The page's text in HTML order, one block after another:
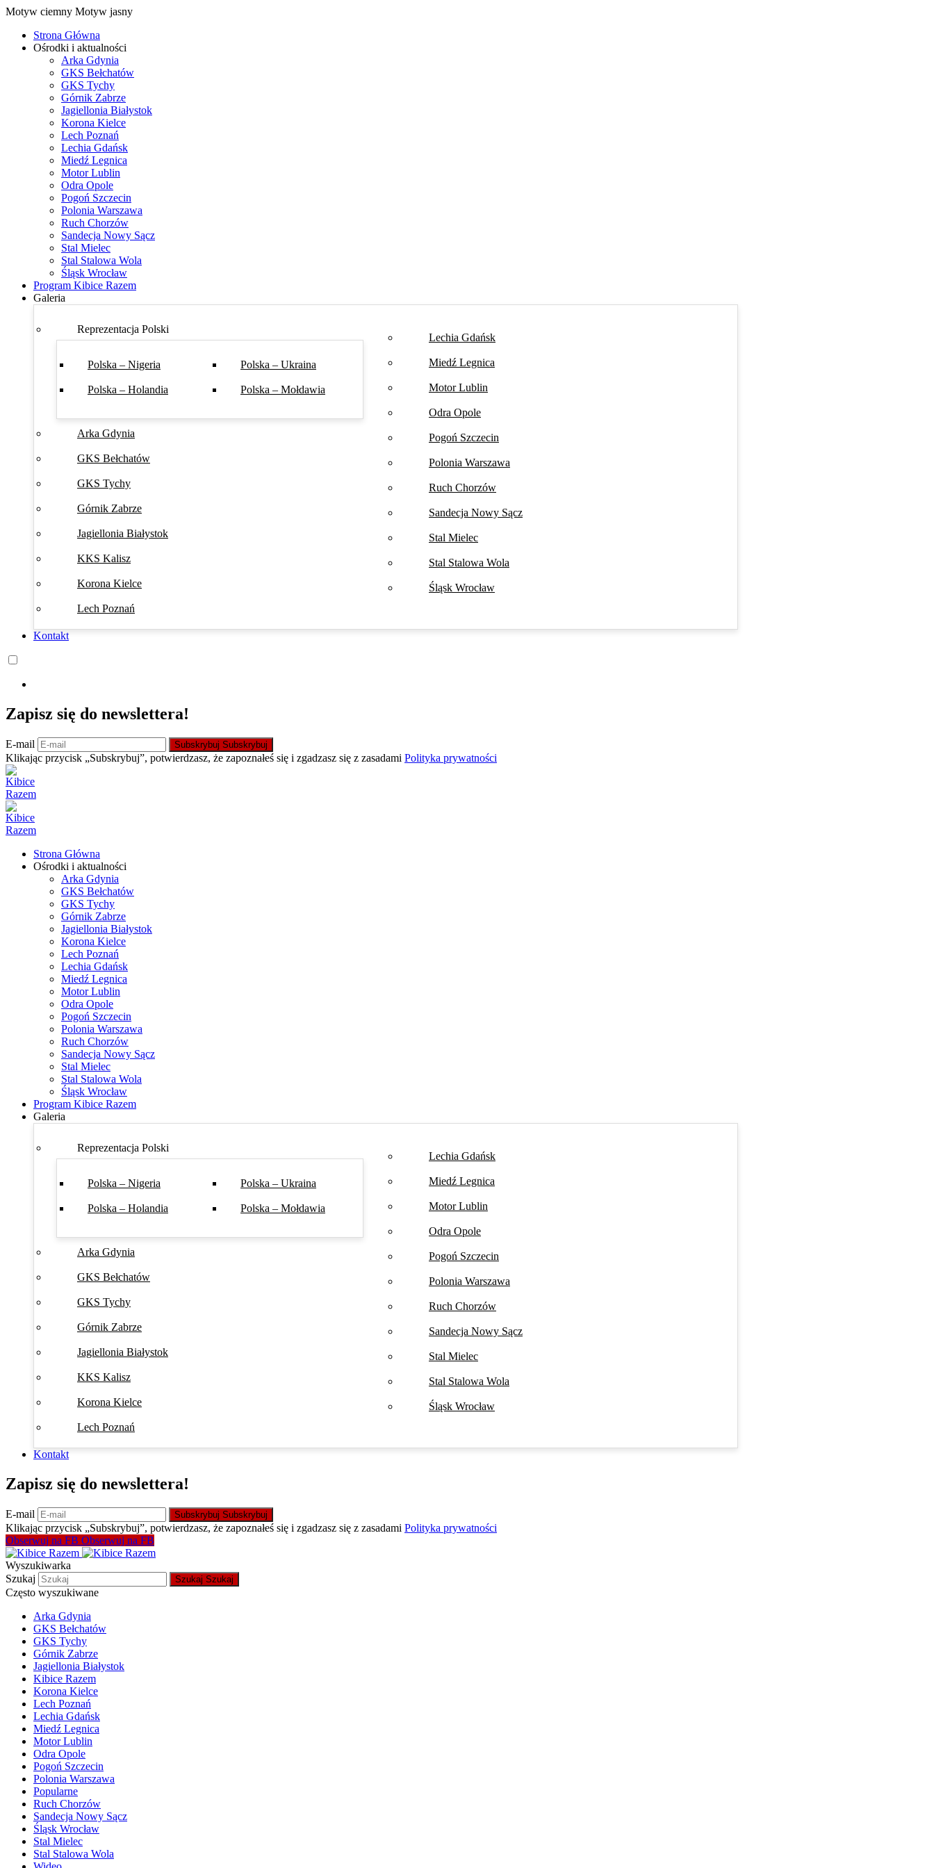
Motyw ciemny Motyw jasny
Strona Główna
Ośrodki i aktualności
Arka Gdynia
GKS Bełchatów
GKS Tychy
Górnik Zabrze
Jagiellonia Białystok
Korona Kielce
Lech Poznań
Lechia Gdańsk
Miedź Legnica
Motor Lublin
Odra Opole
Pogoń Szczecin
Polonia Warszawa
Ruch Chorzów
Sandecja Nowy Sącz
Stal Mielec
Stal Stalowa Wola
Śląsk Wrocław
Program Kibice Razem
Galeria
Reprezentacja Polski
Polska – Nigeria
Polska – Holandia
Polska – Ukraina
Polska – Mołdawia
Arka Gdynia
GKS Bełchatów
GKS Tychy
Górnik Zabrze
Jagiellonia Białystok
KKS Kalisz
Korona Kielce
Lech Poznań
Lechia Gdańsk
Miedź Legnica
Motor Lublin
Odra Opole
Pogoń Szczecin
Polonia Warszawa
Ruch Chorzów
Sandecja Nowy Sącz
Stal Mielec
Stal Stalowa Wola
Śląsk Wrocław
Kontakt
Zapisz się do newslettera!
E-mail Subskrybuj Subskrybuj
Klikając przycisk „Subskrybuj”, potwierdzasz, że zapoznałeś się i zgadzasz się z zasadami Polityka prywatności
Strona Główna
Ośrodki i aktualności
Arka Gdynia
GKS Bełchatów
GKS Tychy
Górnik Zabrze
Jagiellonia Białystok
Korona Kielce
Lech Poznań
Lechia Gdańsk
Miedź Legnica
Motor Lublin
Odra Opole
Pogoń Szczecin
Polonia Warszawa
Ruch Chorzów
Sandecja Nowy Sącz
Stal Mielec
Stal Stalowa Wola
Śląsk Wrocław
Program Kibice Razem
Galeria
Reprezentacja Polski
Polska – Nigeria
Polska – Holandia
Polska – Ukraina
Polska – Mołdawia
Arka Gdynia
GKS Bełchatów
GKS Tychy
Górnik Zabrze
Jagiellonia Białystok
KKS Kalisz
Korona Kielce
Lech Poznań
Lechia Gdańsk
Miedź Legnica
Motor Lublin
Odra Opole
Pogoń Szczecin
Polonia Warszawa
Ruch Chorzów
Sandecja Nowy Sącz
Stal Mielec
Stal Stalowa Wola
Śląsk Wrocław
Kontakt
Zapisz się do newslettera!
E-mail Subskrybuj Subskrybuj
Klikając przycisk „Subskrybuj”, potwierdzasz, że zapoznałeś się i zgadzasz się z zasadami Polityka prywatności
Obserwuj na FB Obserwuj na FB
Wyszukiwarka
Szukaj
Szukaj Szukaj
Często wyszukiwane
Arka Gdynia
GKS Bełchatów
GKS Tychy
Górnik Zabrze
Jagiellonia Białystok
Kibice Razem
Korona Kielce
Lech Poznań
Lechia Gdańsk
Miedź Legnica
Motor Lublin
Odra Opole
Pogoń Szczecin
Polonia Warszawa
Popularne
Ruch Chorzów
Sandecja Nowy Sącz
Śląsk Wrocław
Stal Mielec
Stal Stalowa Wola